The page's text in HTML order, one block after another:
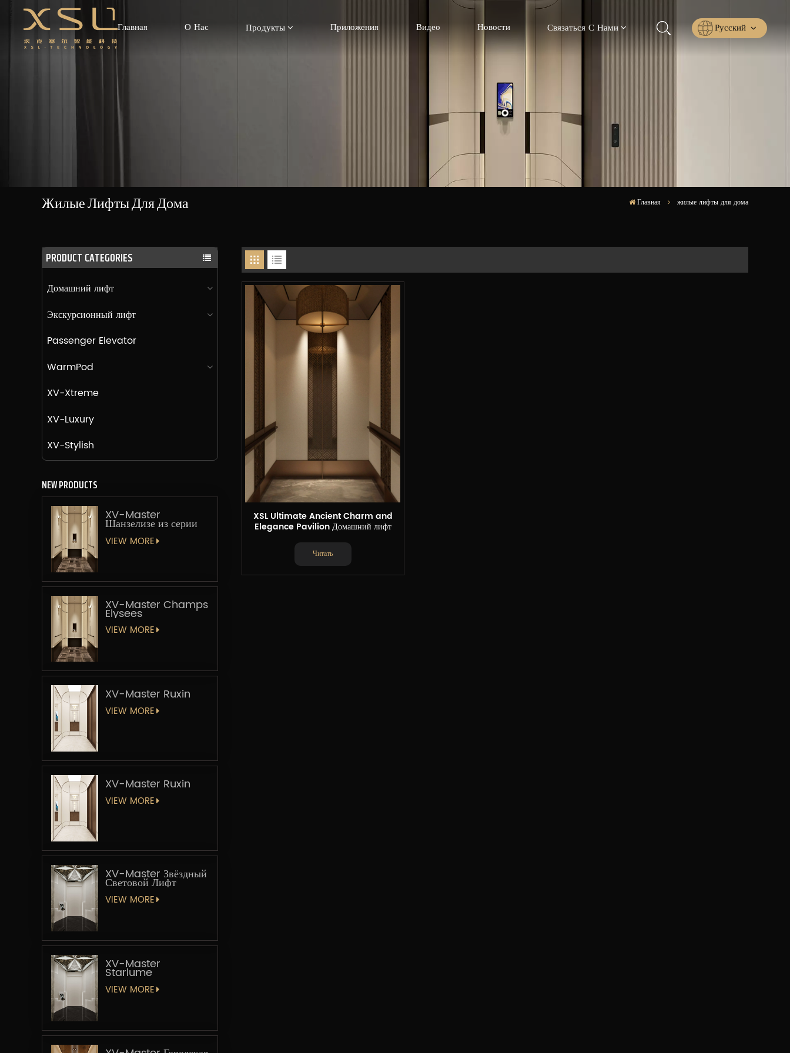
Главная О Нас Продукты Приложения Видео Новости Связаться С Нами Русский
Жилые Лифты Для Дома Главная жилые лифты для дома
PRODUCT CATEGORIES
Домашний лифт
Экскурсионный лифт
Passenger Elevator
WarmPod
XV-Xtreme
XV-Luxury
XV-Stylish
NEW PRODUCTS
XV-Master
Шанзелизе из серии
«Мастер-лифт»
VIEW MORE
XV-Master Champs
Elysees
VIEW MORE
XV-Master Ruxin
VIEW MORE
XV-Master Ruxin
VIEW MORE
XV-Master Звёздный
Световой Лифт
VIEW MORE
XV-Master
Starlume
VIEW MORE
XSL Ultimate Ancient Charm and
Elegance Pavilion Домашний лифт
Читать